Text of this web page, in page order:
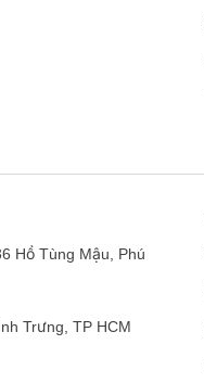
Hồ Tùng Mậu, Phú
Trưng, TP HCM